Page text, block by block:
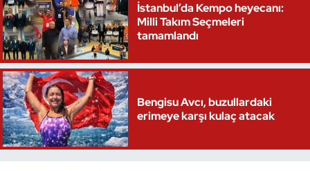
İstanbul’da Kempo heyecanı:
Milli Takım Seçmeleri
tamamlandı
Bengisu Avcı, buzullardaki
erimeye karşı kulaç atacak